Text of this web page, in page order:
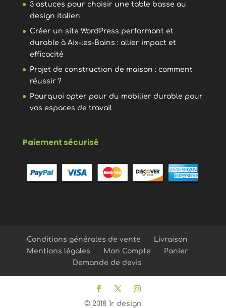
3 astuces pour choisir une table basse au
design italien
Créer un site WordPress performant et
durable à Aix-les-Bains : allier impact et
efficacité
Projet de construction de maison : comment
réussir ?
Pourquoi opter pour du mobilier durable pour
vos espaces de travail
Paiement sécurisé
Conditions générales de vente
Livraison
Mentions légales
Mon Compte
Panier
Demande de devis
© 2018 1r design